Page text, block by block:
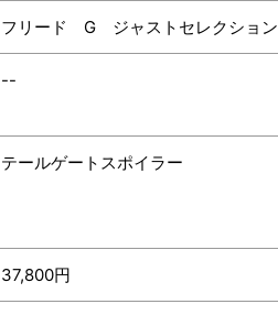
フリード G ジャストセレクション
--
テールゲートスポイラー
37,800円